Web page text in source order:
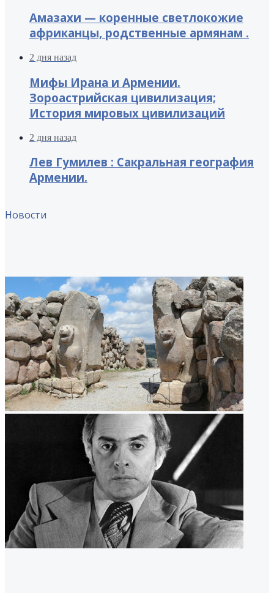
Амазахи — коренные светлокожие
африканцы, родственные армянам .
2 дня назад
Мифы Ирана и Армении.
Зороастрийская цивилизация;
История мировых цивилизаций
2 дня назад
Лев Гумилев : Сакральная география
Армении.
Новости